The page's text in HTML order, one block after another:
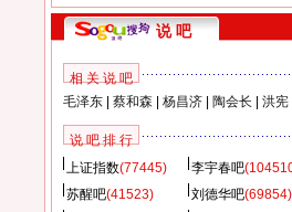
说 吧
相 关 说 吧
毛泽东| 蔡和森 杨昌济| 陶会长 洪宪
说 吧 排 行
上证指数(77445) 李宇春吧
苏醒吧(41523) 刘德华吧(69854)